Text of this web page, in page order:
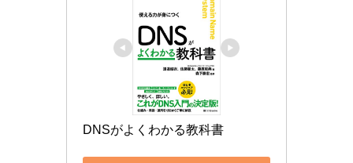
DNSがよくわかる教科書